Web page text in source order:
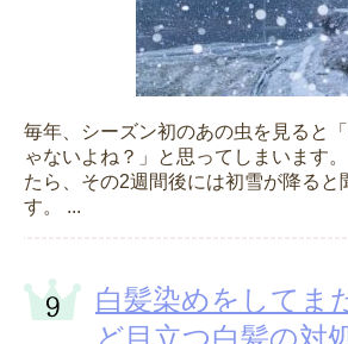
毎年、シーズン初のあの虫を見ると
ゃないよね？」と思ってしまいます
たら、その2週間後には初雪が降ると
す。 ...
白髪染めをしてま
ど目立つ白髪の対